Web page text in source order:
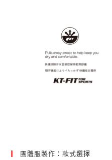
團體服製作：款式選擇